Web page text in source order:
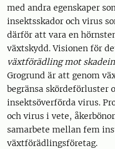
med andra egenskaper
insektsskador och virus
därför att vara en
växtskydd. Visionen för
växtförädling mot
Grogrund är att genom
begränsa skördeförluster
insektsöverförda virus.
och virus i vete,
samarbete mellan fem
växtförädlingsföretag.